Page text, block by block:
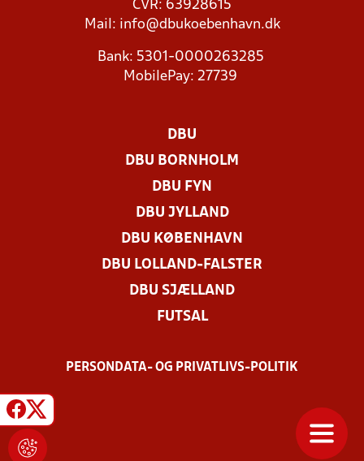
CVR: 63928615
Mail: info@dbukoebenhavn.dk
Bank: 5301-0000263285
MobilePay: 27739
DBU
DBU BORNHOLM
DBU FYN
DBU JYLLAND
DBU KØBENHAVN
DBU LOLLAND-FALSTER
DBU SJÆLLAND
FUTSAL
PERSONDATA- OG PRIVATLIVS-POLITIK